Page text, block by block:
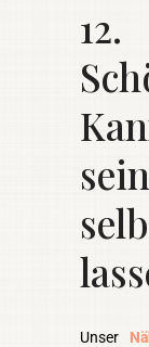
Unser